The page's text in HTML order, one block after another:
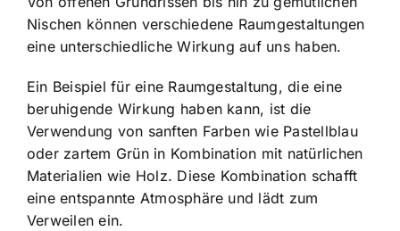
Nischen können verschiedene Raumgestaltungen
eine unterschiedliche Wirkung auf uns haben.
Ein Beispiel für eine Raumgestaltung, die eine
beruhigende Wirkung haben kann, ist die
Verwendung von sanften Farben wie Pastellblau
oder zartem Grün in Kombination mit natürlichen
Materialien wie Holz. Diese Kombination schafft
eine entspannte Atmosphäre und lädt zum
Verweilen ein.